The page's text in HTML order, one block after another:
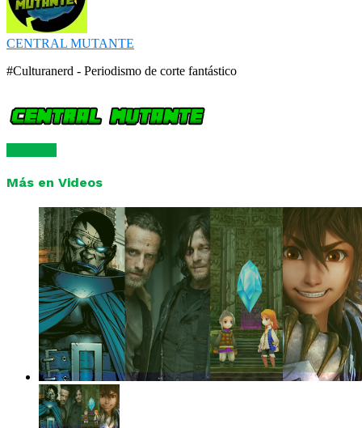
CENTRAL MUTANTE
#Culturanerd - Periodismo de corte fantástico
Más en Videos